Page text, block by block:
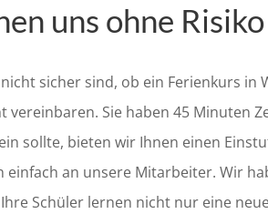
uns ohne
sicher sind, ob ein Ferienkurs
vereinbaren. Sie haben 45 Minuten
sollte, bieten wir Ihnen einen
einfach an unsere Mitarbeiter. Wir
Schüler lernen nicht nur eine